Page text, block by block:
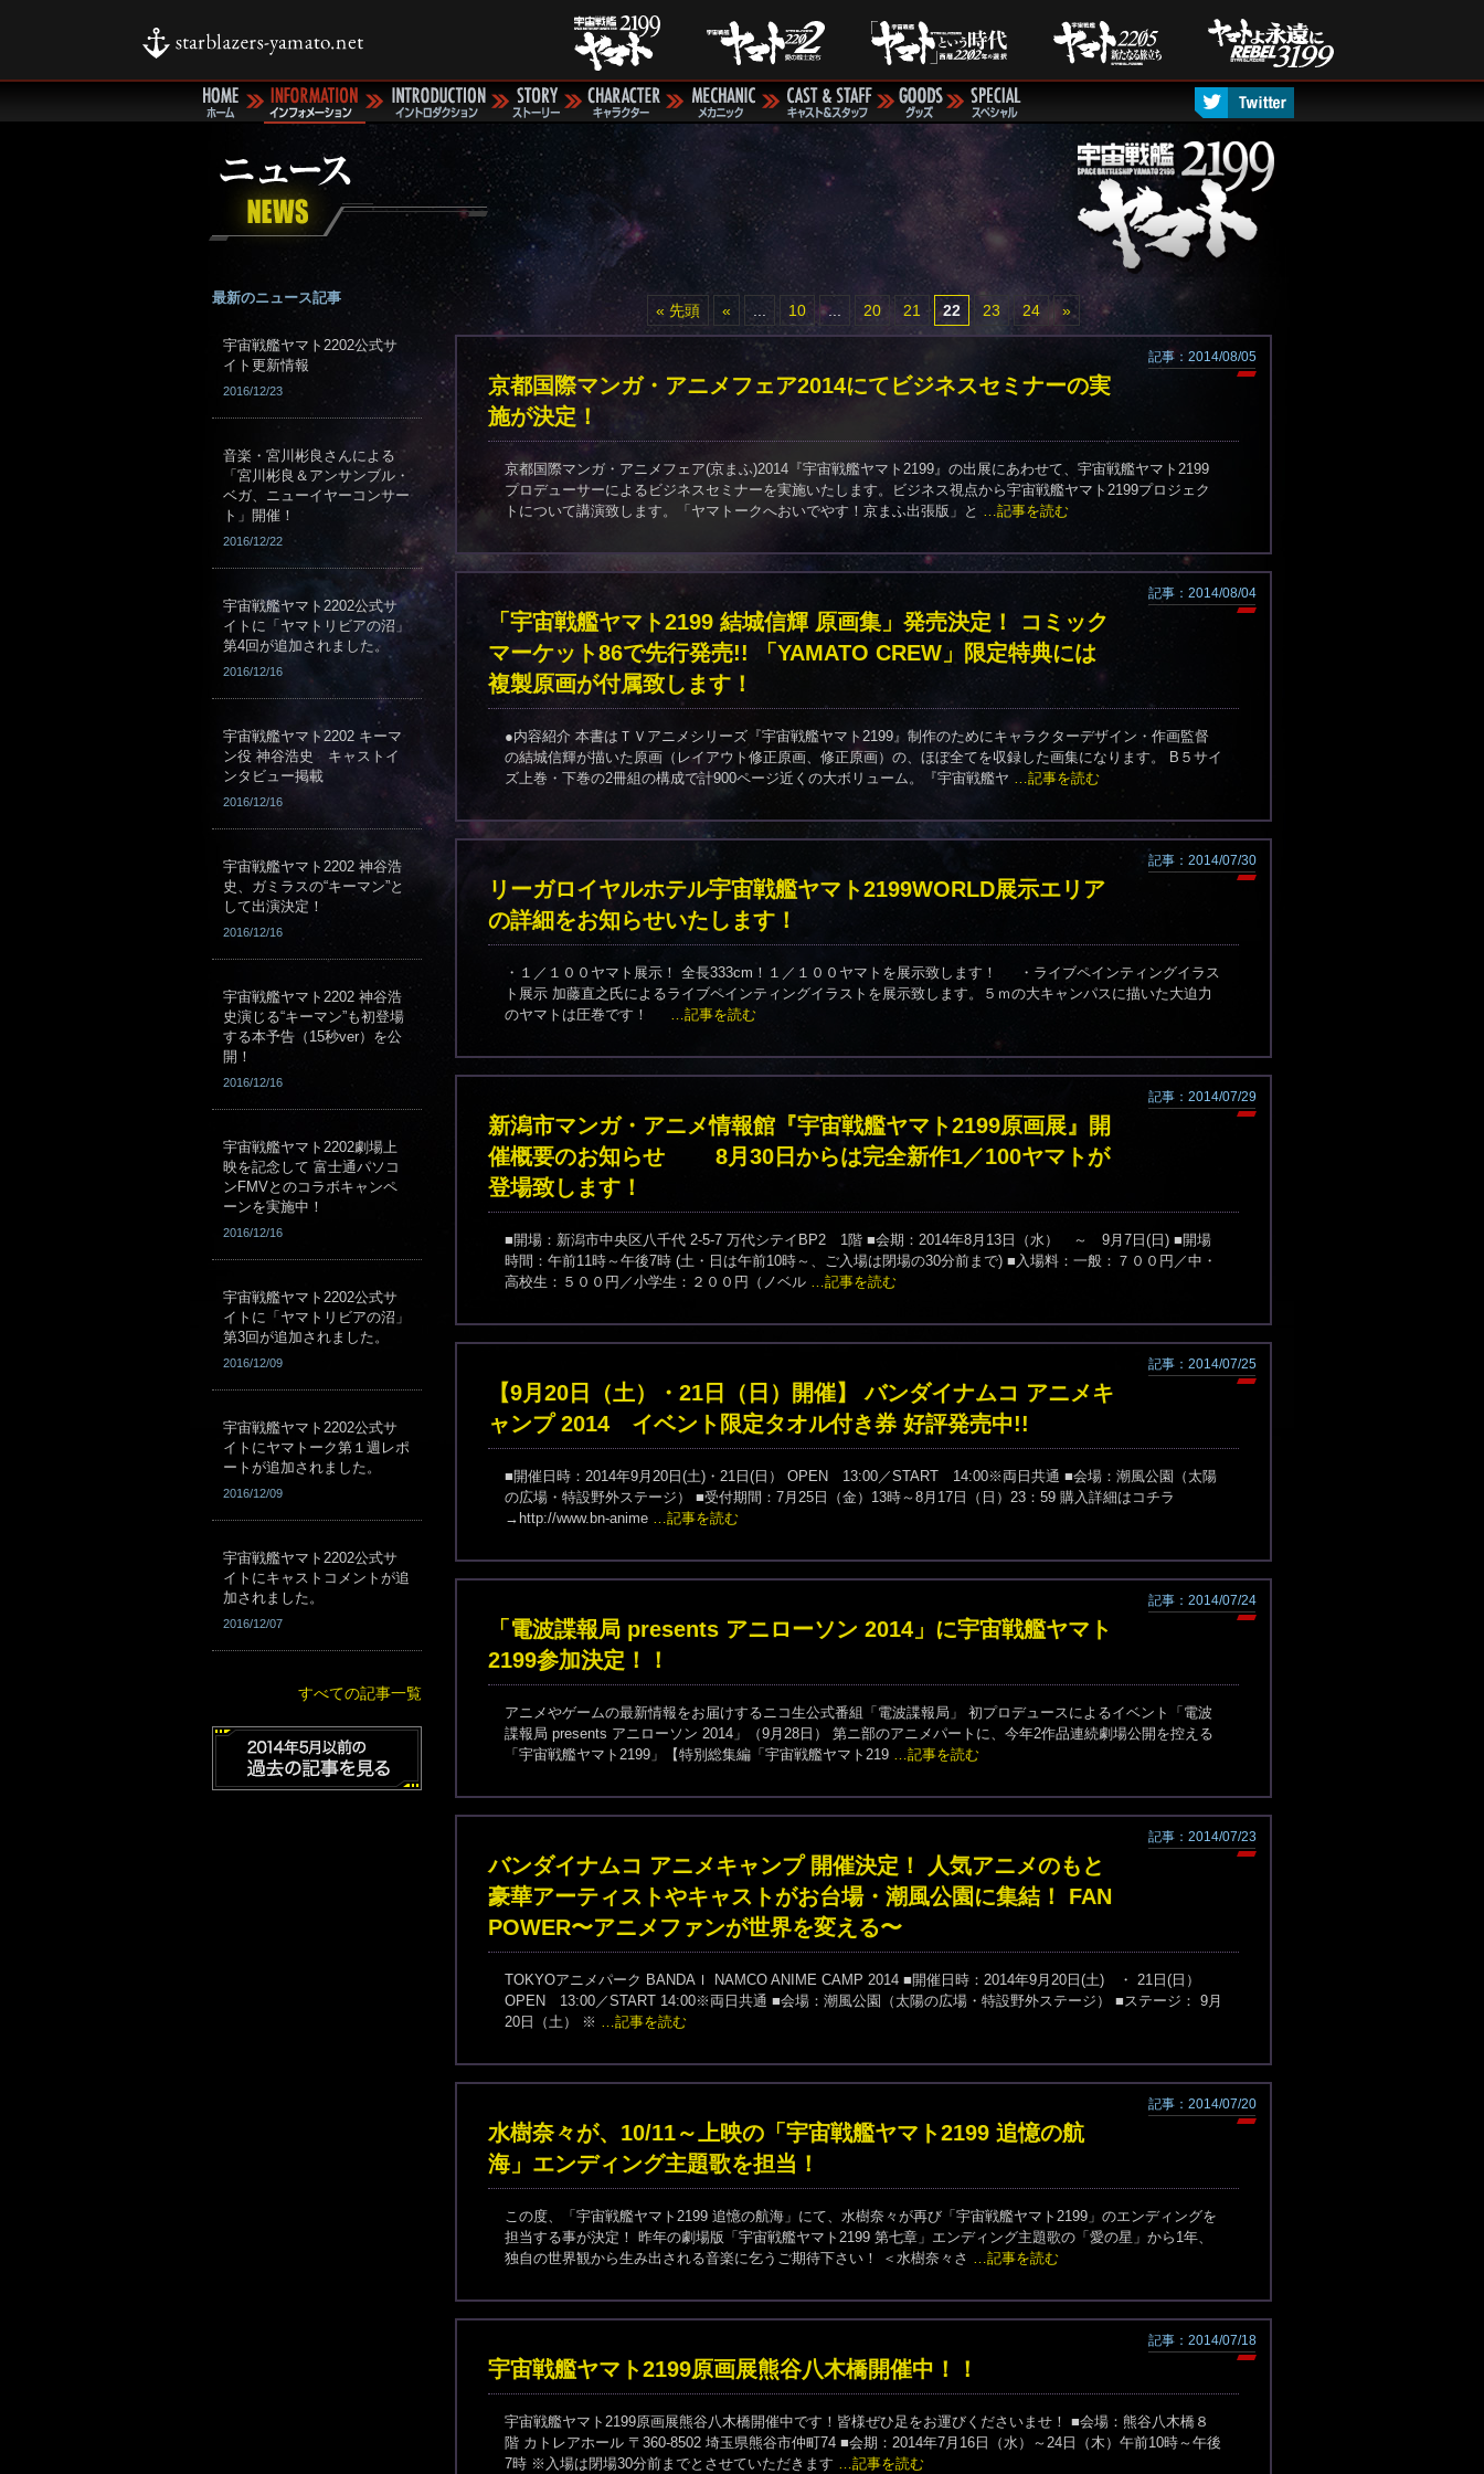
最新のニュース記事
宇宙戦艦ヤマト2202公式サ
イト更新情報
2016/12/23
音楽・宮川彬良さんによる
「宮川彬良＆アンサンブル・
ベガ、ニューイヤーコンサー
ト」開催！
2016/12/22
宇宙戦艦ヤマト2202公式サ
イトに「ヤマトリビアの沼」
第4回が追加されました。
2016/12/16
宇宙戦艦ヤマト2202 キーマ
ン役 神谷浩史 キャストイ
ンタビュー掲載
2016/12/16
宇宙戦艦ヤマト2202 神谷浩
史、ガミラスの“キーマン”と
して出演決定！
2016/12/16
宇宙戦艦ヤマト2202 神谷浩
史演じる“キーマン”も初登場
する本予告（15秒ver）を公
開！
2016/12/16
宇宙戦艦ヤマト2202劇場上
映を記念して 富士通パソコ
ンFMVとのコラボキャンペ
ーンを実施中！
2016/12/16
宇宙戦艦ヤマト2202公式サ
イトに「ヤマトリビアの沼」
第3回が追加されました。
2016/12/09
宇宙戦艦ヤマト2202公式サ
イトにヤマトーク第１週レポ
ートが追加されました。
2016/12/09
宇宙戦艦ヤマト2202公式サ
イトにキャストコメントが追
加されました。
2016/12/07
すべての記事一覧
« 先頭 « ... 10 ... 20 21 22 23 24 »
記事：2014/08/05
京都国際マンガ・アニメフェア2014にてビジネスセミナーの実
施が決定！
京都国際マンガ・アニメフェア(京まふ)2014『宇宙戦艦ヤマト2199』の出展にあわせて、宇宙戦艦ヤマト2199
プロデューサーによるビジネスセミナーを実施いたします。ビジネス視点から宇宙戦艦ヤマト2199プロジェク
トについて講演致します。「ヤマトークへおいでやす！京まふ出張版」と …記事を読む
記事：2014/08/04
「宇宙戦艦ヤマト2199 結城信輝 原画集」発売決定！ コミック
マーケット86で先行発売!! 「YAMATO CREW」限定特典には
複製原画が付属致します！
●内容紹介 本書はＴＶアニメシリーズ『宇宙戦艦ヤマト2199』制作のためにキャラクターデザイン・作画監督
の結城信輝が描いた原画（レイアウト修正原画、修正原画）の、ほぼ全てを収録した画集になります。 B５サイ
ズ上巻・下巻の2冊組の構成で計900ページ近くの大ボリューム。『宇宙戦艦ヤ …記事を読む
記事：2014/07/30
リーガロイヤルホテル宇宙戦艦ヤマト2199WORLD展示エリア
の詳細をお知らせいたします！
・１／１００ヤマト展示！ 全長333cm！１／１００ヤマトを展示致します！ ・ライブペインティングイラス
ト展示 加藤直之氏によるライブペインティングイラストを展示致します。５ｍの大キャンパスに描いた大迫力
のヤマトは圧巻です！
…記事を読む
記事：2014/07/29
新潟市マンガ・アニメ情報館『宇宙戦艦ヤマト2199原画展』開
催概要のお知らせ 8月30日からは完全新作1／100ヤマトが
登場致します！
■開場：新潟市中央区八千代 2-5-7 万代シテイBP2 1階 ■会期：2014年8月13日（水） ～ 9月7日(日) ■開場
時間：午前11時～午後7時 (土・日は午前10時～、ご入場は閉場の30分前まで) ■入場料：一般：７００円／中・
高校生：５００円／小学生：２００円（ノベル …記事を読む
記事：2014/07/25
【9月20日（土）・21日（日）開催】 バンダイナムコ アニメキ
ャンプ 2014 イベント限定タオル付き券 好評発売中!!
■開催日時：2014年9月20日(土)・21日(日） OPEN 13:00／START 14:00※両日共通 ■会場：潮風公園（太陽
の広場・特設野外ステージ） ■受付期間：7月25日（金）13時～8月17日（日）23：59 購入詳細はコチラ
→http://www.bn-anime …記事を読む
記事：2014/07/24
「電波諜報局 presents アニローソン 2014」に宇宙戦艦ヤマト
2199参加決定！！
アニメやゲームの最新情報をお届けするニコ生公式番組「電波諜報局」 初プロデュースによるイベント「電波
諜報局 presents アニローソン 2014」（9月28日） 第ニ部のアニメパートに、今年2作品連続劇場公開を控える
「宇宙戦艦ヤマト2199」【特別総集編「宇宙戦艦ヤマト219 …記事を読む
記事：2014/07/23
バンダイナムコ アニメキャンプ 開催決定！ 人気アニメのもと
豪華アーティストやキャストがお台場・潮風公園に集結！ FAN
POWER〜アニメファンが世界を変える〜
TOKYOアニメパーク BANDAＩ NAMCO ANIME CAMP 2014 ■開催日時：2014年9月20日(土) ・ 21日(日）
OPEN 13:00／START 14:00※両日共通 ■会場：潮風公園（太陽の広場・特設野外ステージ） ■ステージ： 9月
20日（土） ※ …記事を読む
記事：2014/07/20
水樹奈々が、10/11～上映の「宇宙戦艦ヤマト2199 追憶の航
海」エンディング主題歌を担当！
この度、「宇宙戦艦ヤマト2199 追憶の航海」にて、水樹奈々が再び「宇宙戦艦ヤマト2199」のエンディングを
担当する事が決定！ 昨年の劇場版「宇宙戦艦ヤマト2199 第七章」エンディング主題歌の「愛の星」から1年、
独自の世界観から生み出される音楽に乞うご期待下さい！ ＜水樹奈々さ …記事を読む
記事：2014/07/18
宇宙戦艦ヤマト2199原画展熊谷八木橋開催中！！
宇宙戦艦ヤマト2199原画展熊谷八木橋開催中です！皆様ぜひ足をお運びくださいませ！ ■会場：熊谷八木橋８
階 カトレアホール 〒360-8502 埼玉県熊谷市仲町74 ■会期：2014年7月16日（水）～24日（木）午前10時～午後
7時 ※入場は閉場30分前までとさせていただきます …記事を読む